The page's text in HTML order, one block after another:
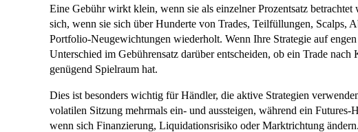
Eine Gebühr wirkt klein, wenn sie als einzelner Prozentsatz
sich, wenn sie sich über Hunderte von Trades, Teilfüllungen, Scalps,
Portfolio-Neugewichtungen wiederholt. Wenn Ihre Strategie auf
Unterschied im Gebührensatz darüber entscheiden, ob ein Trade nach
genügend Spielraum hat.
Dies ist besonders wichtig für Händler, die aktive Strategien
volatilen Sitzung mehrmals ein- und aussteigen, während ein Futures-
wenn sich Finanzierung, Liquidationsrisiko oder Marktrichtung